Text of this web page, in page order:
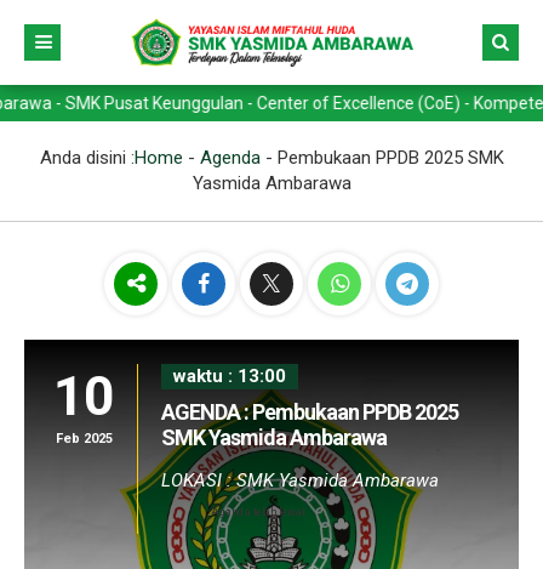
SMK Pusat Keunggulan - Center of Excellence (CoE) - Kompetensi
Anda disini :Home - Agenda- Pembukaan PPDB 2025 SMK
Yasmida Ambarawa
10
Feb 2025
waktu : 13:00
AGENDA : Pembukaan PPDB 2025
SMK Yasmida Ambarawa
LOKASI : SMK Yasmida Ambarawa
Agenda telah lewat